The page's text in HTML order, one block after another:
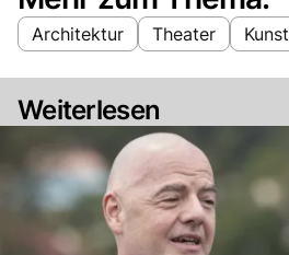
Architektur Theater Kunst
Weiterlesen